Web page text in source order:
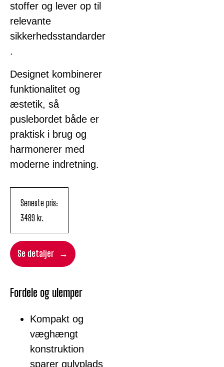
stoffer og lever op til
relevante
sikkerhedsstandarder
.
Designet kombinerer
funktionalitet og
æstetik, så
puslebordet både er
praktisk i brug og
harmonerer med
moderne indretning.
Fordele og ulemper
Kompakt og
væghængt
konstruktion
sparer gulvplads
Seneste pris:
3489kr.
Se detaljer